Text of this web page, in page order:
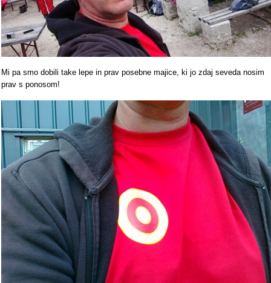
Mi pa smo dobili take lepe in prav posebne majice, ki jo zdaj seveda nosim
prav s ponosom!